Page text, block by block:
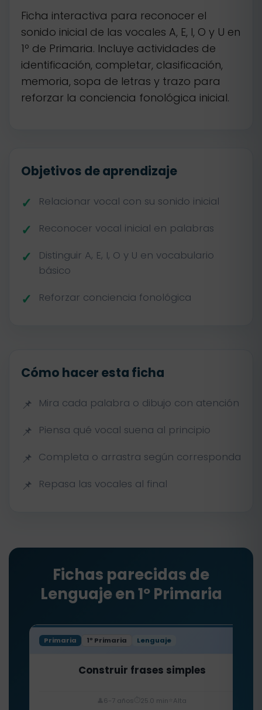
Ficha interactiva para reconocer el
sonido inicial de las vocales A, E, I, O y U en
1º de Primaria. Incluye actividades de
identificación, completar, clasificación,
memoria, sopa de letras y trazo para
reforzar la conciencia fonológica inicial.
Objetivos de aprendizaje
Relacionar vocal con su sonido inicial
Reconocer vocal inicial en palabras
Distinguir A, E, I, O y U en vocabulario
básico
Reforzar conciencia fonológica
Cómo hacer esta ficha
Mira cada palabra o dibujo con atención
Piensa qué vocal suena al principio
Completa o arrastra según corresponda
Repasa las vocales al final
Fichas parecidas de
Lenguaje en 1º Primaria
Primaria 1º Primaria Lenguaje
Construir frases simples
6-7 años 25.0 min Alta